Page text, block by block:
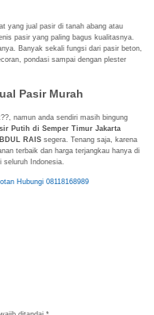
yang jual pasir di tanah abang atau
pasir yang paling bagus kualitasnya.
Banyak sekali fungsi dari pasir beton,
pondasi sampai dengan plester
Pasir Murah
namun anda sendiri masih bingung
Putih di Semper Timur Jakarta
RAIS segera. Tenang saja, karena
terbaik dan harga terjangkau hanya di
Indonesia.
Hubungi 08118168989